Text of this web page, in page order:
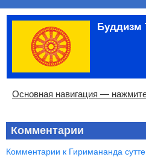
Перейти
основному
содержанию
Буддизм
Меню
учётной
записи
пользователя
Основная
Основная навигация —
Главная
Община
Палийский канон
Язык пали
Материалы по темам
Современная литература
Блоги
Ссылки
Поиск
Комментарии
Комментарии к Гиримананда сутте